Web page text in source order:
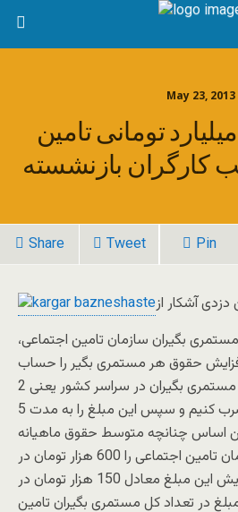
May 23, 2013
دزدی ۱،۶۶۲ میلیارد تومانی تامین
Share Tweet Pin
دزدی آشکار از
بگیران سازمان تامین اجتماعی،
25 درصد افزایش حقوق هر مستمری بگیر را حساب
کرده و در تعداد کل مستمری بگیران در سراسر کشور یعنی 2
میلیون و 216 هزار نفر ضرب کنیم و سپس این مبلغ را به مدت 5
اساس چنانچه متوسط حقوق ماهیانه
هر مستمری بگیر سازمان تامین اجتماعی را 600 هزار تومان در
نظر بگیریم، 25 درصد افزایش این مبلغ معادل 150 هزار تومان در
در تعداد کل مستمری بگیران تامین